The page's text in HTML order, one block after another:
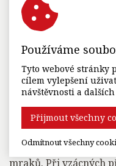
pozorování západu
Den desátý:
válet šunky! Nebo
Cílem dnešní cesty?
díla: neplést si s
Místo s nádechem
UNESCO. Již při
zalesněné prudké
mraků. Při vzácných
Používáme
Tyto webové stránky
cílem vylepšení
návštěvnosti a
Přijmout všechny
Odmítnout všechny